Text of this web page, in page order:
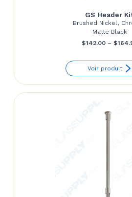
GS Header
Brushed Nickel,
Matte Black
$142.00 – $
Voir produit